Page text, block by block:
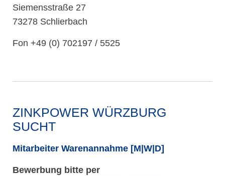
Siemensstraße 27
73278 Schlierbach
Fon +49 (0) 702197 / 5525
ZINKPOWER WÜRZBURG
SUCHT
Mitarbeiter Warenannahme [M|W|D]
Bewerbung bitte per